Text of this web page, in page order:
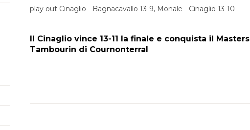
play out Cinaglio - Bagnacavallo 13-9, Monale - Cinaglio 13-10
Il Cinaglio vince 13-11 la finale e conquista il Masters
Tambourin di Cournonterral